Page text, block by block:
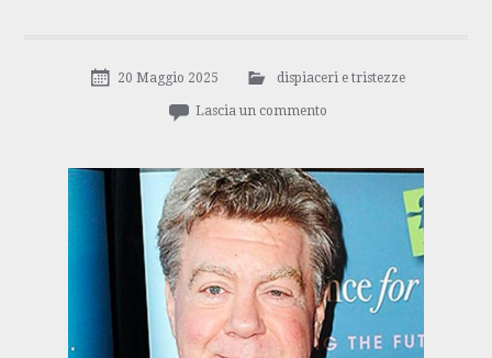
20 Maggio 2025 dispiaceri e tristezze
Lascia un commento